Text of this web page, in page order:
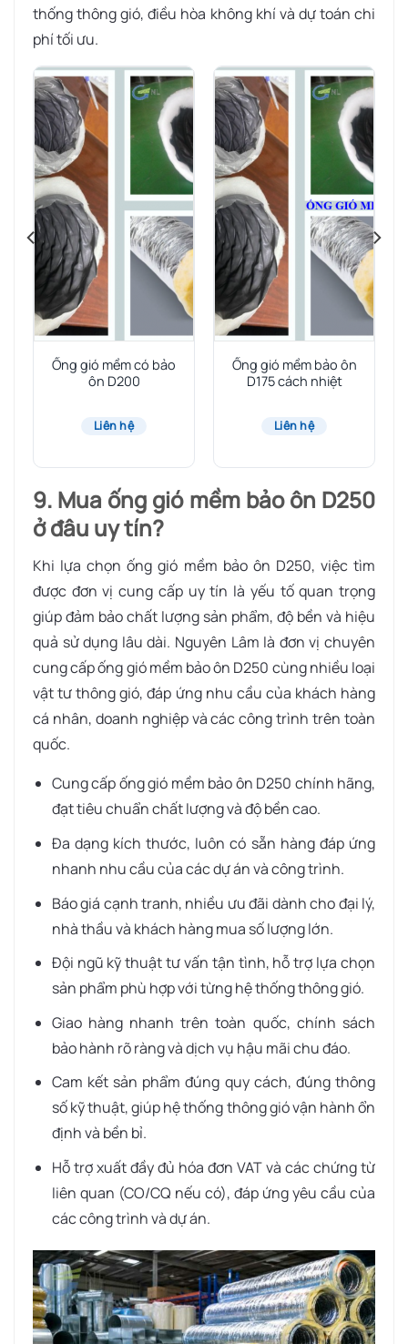
thống thông gió, điều hòa không khí và dự toán chi
phí tối ưu.
Ống gió mềm có bảo
ôn D200
Liên hệ
Ống gió mềm bảo ôn
D175 cách nhiệt
Liên hệ
9. Mua ống gió mềm bảo ôn D250
ở đâu uy tín?
Khi lựa chọn ống gió mềm bảo ôn D250, việc tìm
được đơn vị cung cấp uy tín là yếu tố quan trọng
giúp đảm bảo chất lượng sản phẩm, độ bền và hiệu
quả sử dụng lâu dài. Nguyên Lâm là đơn vị chuyên
cung cấp ống gió mềm bảo ôn D250 cùng nhiều loại
vật tư thông gió, đáp ứng nhu cầu của khách hàng
cá nhân, doanh nghiệp và các công trình trên toàn
quốc.
Cung cấp ống gió mềm bảo ôn D250 chính hãng,
đạt tiêu chuẩn chất lượng và độ bền cao.
Đa dạng kích thước, luôn có sẵn hàng đáp ứng
nhanh nhu cầu của các dự án và công trình.
Báo giá cạnh tranh, nhiều ưu đãi dành cho đại lý,
nhà thầu và khách hàng mua số lượng lớn.
Đội ngũ kỹ thuật tư vấn tận tình, hỗ trợ lựa chọn
sản phẩm phù hợp với từng hệ thống thông gió.
Giao hàng nhanh trên toàn quốc, chính sách
bảo hành rõ ràng và dịch vụ hậu mãi chu đáo.
Cam kết sản phẩm đúng quy cách, đúng thông
số kỹ thuật, giúp hệ thống thông gió vận hành ổn
định và bền bỉ.
Hỗ trợ xuất đầy đủ hóa đơn VAT và các chứng từ
liên quan (CO/CQ nếu có), đáp ứng yêu cầu của
các công trình và dự án.